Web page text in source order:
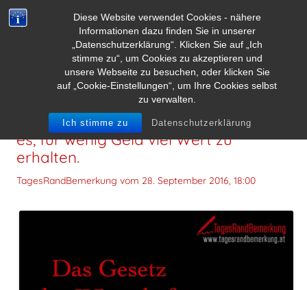
Diese Website verwendet Cookies - nähere
Informationen dazu finden Sie in unserer
„Datenschutzerklärung“. Klicken Sie auf „Ich
stimme zu“, um Cookies zu akzeptieren und
unsere Webseite zu besuchen, oder klicken Sie
auf „Cookie-Einstellungen“, um Ihre Cookies selbst
zu verwalten.
Ich stimme zu Datenschutzerklärung
Das Gesetz der Wirtschaft verbietet
es, für wenig Geld viel Wert zu
erhalten.
TagesRandBemerkung vom 28. September 2016, 18:00